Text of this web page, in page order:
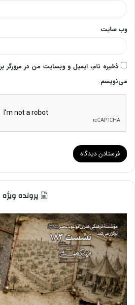
وب‌ سایت
ذخیره نام، ایمیل و وبسایت من در مرورگر
می‌نویسم.
پرونده ویژه